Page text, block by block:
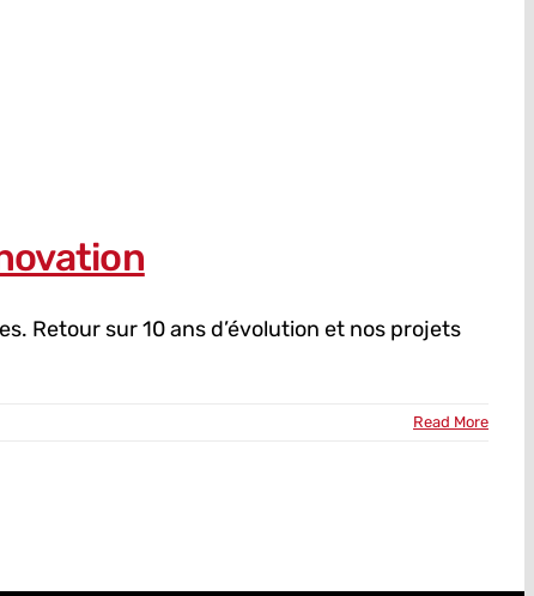
Retour sur 10 ans d’évolution et nos projets
Read More